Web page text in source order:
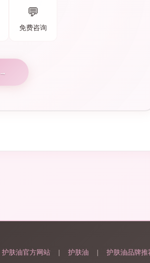
💬
免费咨询
→
护肤油官方网站 | 护肤油 | 护肤油品牌推